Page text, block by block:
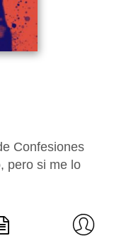
Confesiones
pero si me lo